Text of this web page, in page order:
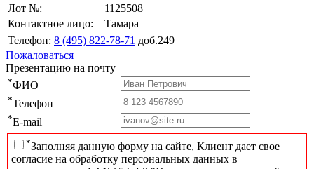
Лот №:
1125508
Контактное лицо:
Тамара
Телефон: 8 (495) 822-78-71 доб.249
Пожаловаться
Презентацию на почту
*ФИО
*Телефон
*E-mail
*Заполняя данную форму на сайте, Клиент дает свое
согласие на обработку персональных данных в